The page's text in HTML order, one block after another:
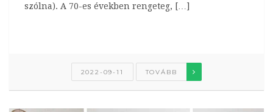
szólna). A 70-es években rengeteg, […]
2022-09-11 TOVÁBB